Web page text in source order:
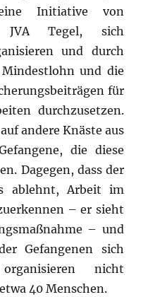
Initiative von
Tegel, sich
und durch
und die
für
durchzusetzen.
andere Knäste aus
die diese
Dagegen, dass der
ablehnt, Arbeit im
– er sieht
– und
Gefangenen sich
nicht
40 Menschen.